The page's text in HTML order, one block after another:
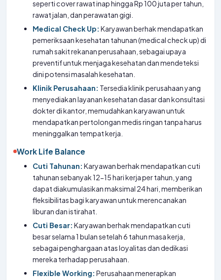
seperti cover rawat inap hingga Rp 100 juta per tahun,
rawat jalan, dan perawatan gigi.
Medical Check Up: Karyawan berhak mendapatkan
pemeriksaan kesehatan tahunan (medical check up) di
rumah sakit rekanan perusahaan, sebagai upaya
preventif untuk menjaga kesehatan dan mendeteksi
dini potensi masalah kesehatan.
Klinik Perusahaan: Tersedia klinik perusahaan yang
menyediakan layanan kesehatan dasar dan konsultasi
dokter di kantor, memudahkan karyawan untuk
mendapatkan pertolongan medis ringan tanpa harus
meninggalkan tempat kerja.
Work Life Balance
Cuti Tahunan: Karyawan berhak mendapatkan cuti
tahunan sebanyak 12-15 hari kerja per tahun, yang
dapat diakumulasikan maksimal 24 hari, memberikan
fleksibilitas bagi karyawan untuk merencanakan
liburan dan istirahat.
Cuti Besar: Karyawan berhak mendapatkan cuti
besar selama 1 bulan setelah 6 tahun masa kerja,
sebagai penghargaan atas loyalitas dan dedikasi
mereka terhadap perusahaan.
Flexible Working: Perusahaan menerapkan